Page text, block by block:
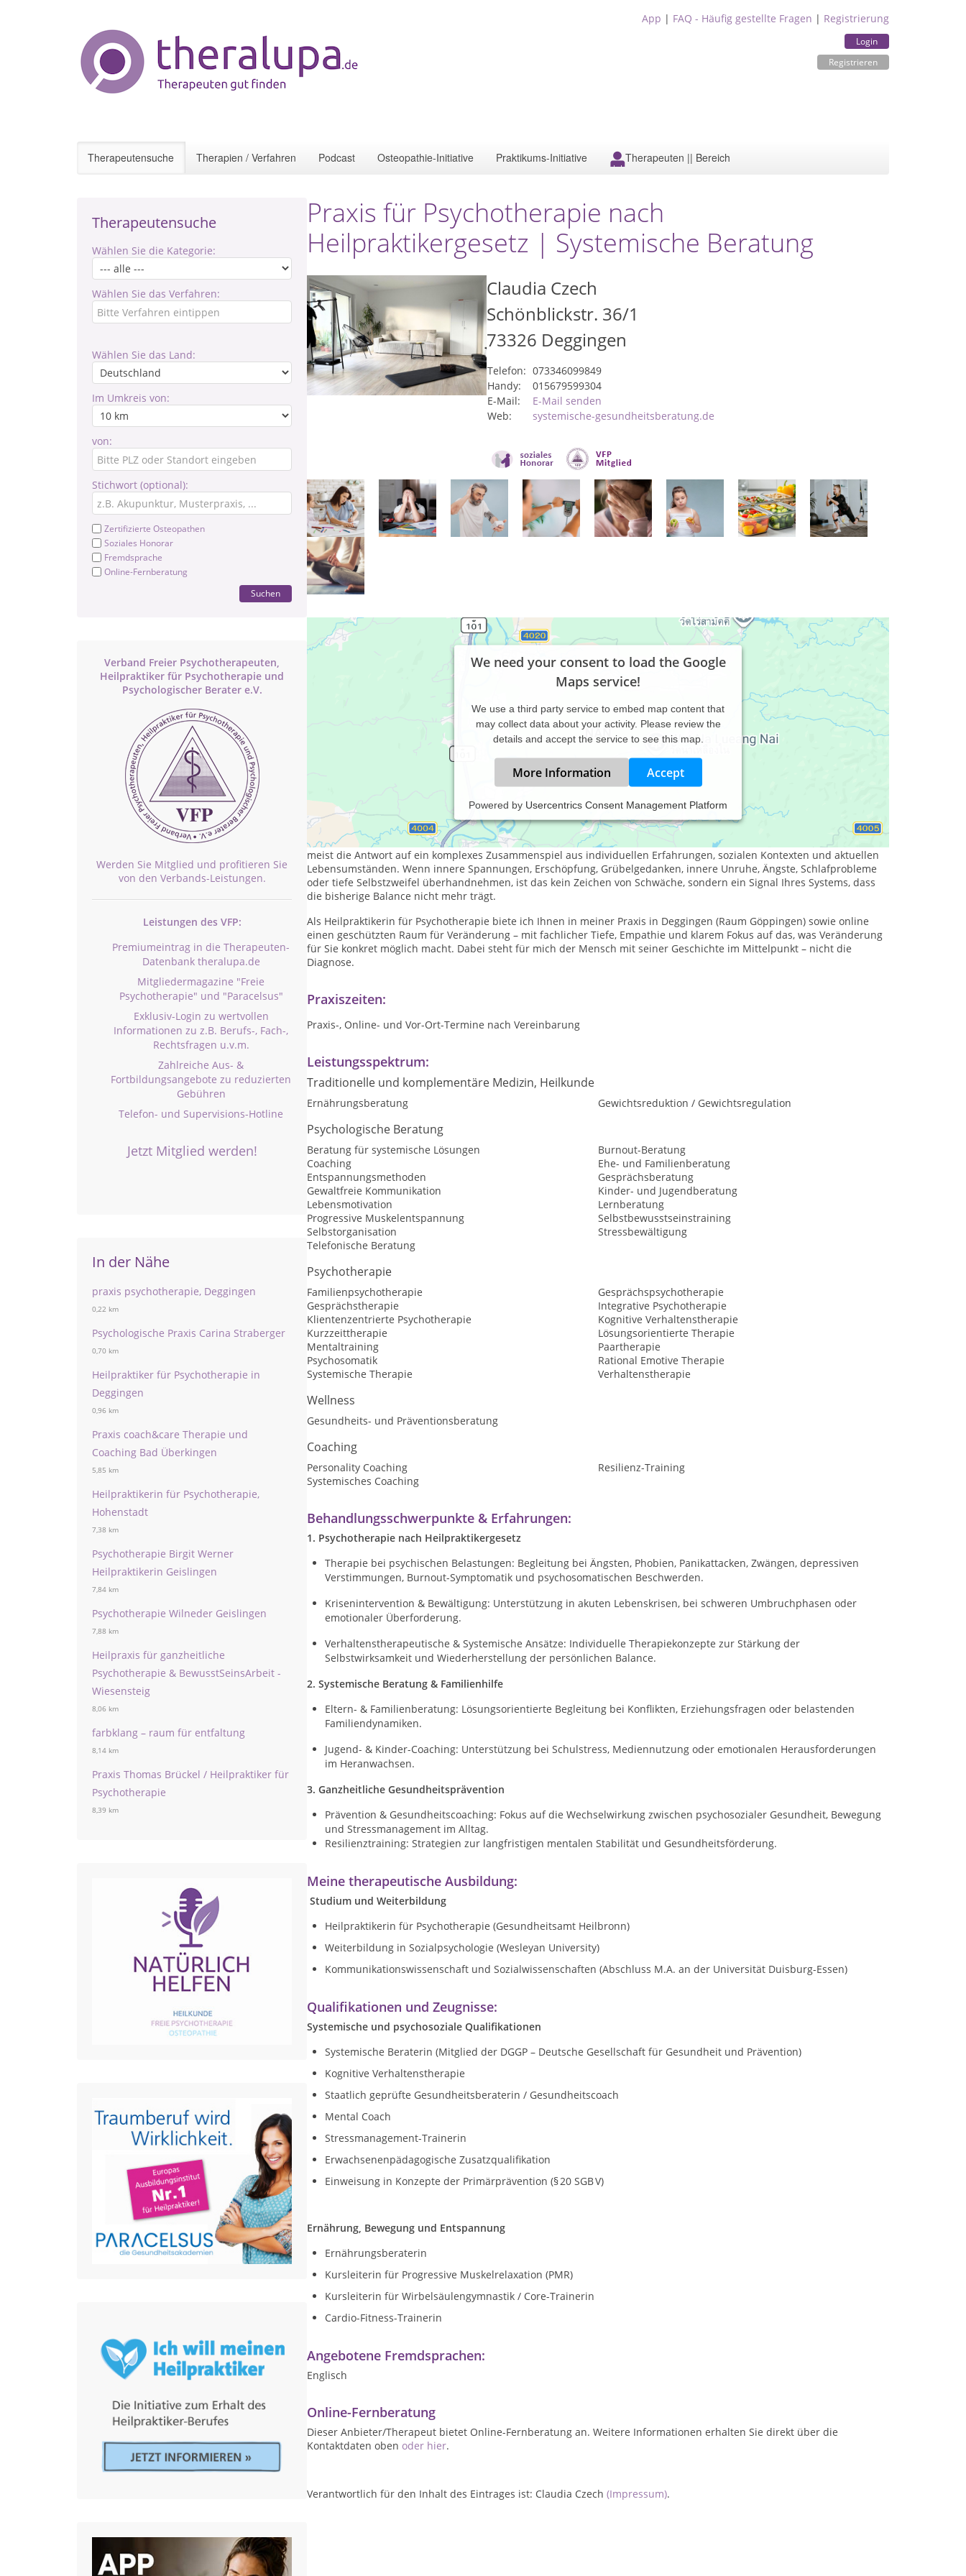
App | FAQ - Häufig gestellte Fragen | Registrierung
Login
Registrieren
Therapeutensuche Therapien / Verfahren Podcast Osteopathie-Initiative Praktikums-Initiative Therapeuten || Bereich
Therapeutensuche
Wählen Sie die Kategorie:
Wählen Sie das Verfahren:
Wählen Sie das Land:
Im Umkreis von:
von:
Stichwort (optional):
Zertifizierte Osteopathen
Soziales Honorar
Fremdsprache
Online-Fernberatung
Suchen
Verband Freier Psychotherapeuten,
Heilpraktiker für Psychotherapie und
Psychologischer Berater e.V.
Werden Sie Mitglied und profitieren Sie
von den Verbands-Leistungen.
Leistungen des VFP:
Premiumeintrag in die Therapeuten-
Datenbank theralupa.de
Mitgliedermagazine "Freie
Psychotherapie" und "Paracelsus"
Exklusiv-Login zu wertvollen
Informationen zu z.B. Berufs-, Fach-,
Rechtsfragen u.v.m.
Zahlreiche Aus- &
Fortbildungsangebote zu reduzierten
Gebühren
Telefon- und Supervisions-Hotline
Jetzt Mitglied werden!
In der Nähe
praxis psychotherapie, Deggingen
0,22 km
Psychologische Praxis Carina Straberger
0,70 km
Heilpraktiker für Psychotherapie in
Deggingen
0,96 km
Praxis coach&care Therapie und
Coaching Bad Überkingen
5,85 km
Heilpraktikerin für Psychotherapie,
Hohenstadt
7,38 km
Psychotherapie Birgit Werner
Heilpraktikerin Geislingen
7,84 km
Psychotherapie Wilneder Geislingen
7,88 km
Heilpraxis für ganzheitliche
Psychotherapie & BewusstSeinsArbeit -
Wiesensteig
8,06 km
farbklang – raum für entfaltung
8,14 km
Praxis Thomas Brückel / Heilpraktiker für
Psychotherapie
8,39 km
Praxis für Psychotherapie nach
Heilpraktikergesetz | Systemische Beratung
Claudia Czech
Schönblickstr. 36/1
73326 Deggingen
Telefon: 073346099849
Handy:
015679599304
E-Mail:
E-Mail senden
Web:
systemische-gesundheitsberatung.de
We need your consent to load the Google
Maps service!
We use a third party service to embed map content that
may collect data about your activity. Please review the
details and accept the service to see this map.
More Information Accept
Powered by Usercentrics Consent Management Platform
Psychotherapie in Deggingen & Online: Systemisch verstehen, verhaltensorientiert handeln
Fühlt sich Ihr Alltag gerade wie ein unlösbares Geflecht an? Psychische Belastungen entstehen selten isoliert. Sie sind
meist die Antwort auf ein komplexes Zusammenspiel aus individuellen Erfahrungen, sozialen Kontexten und aktuellen
Lebensumständen. Wenn innere Spannungen, Erschöpfung, Grübelgedanken, innere Unruhe, Ängste, Schlafprobleme
oder tiefe Selbstzweifel überhandnehmen, ist das kein Zeichen von Schwäche, sondern ein Signal Ihres Systems, dass
die bisherige Balance nicht mehr trägt.
Als Heilpraktikerin für Psychotherapie biete ich Ihnen in meiner Praxis in Deggingen (Raum Göppingen) sowie online
einen geschützten Raum für Veränderung – mit fachlicher Tiefe, Empathie und klarem Fokus auf das, was Veränderung
für Sie konkret möglich macht. Dabei steht für mich der Mensch mit seiner Geschichte im Mittelpunkt – nicht die
Diagnose.
Praxiszeiten:
Praxis-, Online- und Vor-Ort-Termine nach Vereinbarung
Leistungsspektrum:
Traditionelle und komplementäre Medizin, Heilkunde
Ernährungsberatung Gewichtsreduktion / Gewichtsregulation
Psychologische Beratung
Beratung für systemische Lösungen
Burnout-Beratung
Coaching
Ehe- und Familienberatung
Entspannungsmethoden
Gesprächsberatung
Gewaltfreie Kommunikation
Kinder- und Jugendberatung
Lebensmotivation
Lernberatung
Progressive Muskelentspannung
Selbstbewusstseinstraining
Selbstorganisation
Stressbewältigung
Telefonische Beratung
Psychotherapie
Familienpsychotherapie
Gesprächspsychotherapie
Gesprächstherapie
Integrative Psychotherapie
Klientenzentrierte Psychotherapie
Kognitive Verhaltenstherapie
Kurzzeittherapie
Lösungsorientierte Therapie
Mentaltraining
Paartherapie
Psychosomatik
Rational Emotive Therapie
Systemische Therapie
Verhaltenstherapie
Wellness
Gesundheits- und Präventionsberatung
Coaching
Personality Coaching
Resilienz-Training
Systemisches Coaching
Behandlungsschwerpunkte & Erfahrungen:
1. Psychotherapie nach Heilpraktikergesetz
Therapie bei psychischen Belastungen: Begleitung bei Ängsten, Phobien, Panikattacken, Zwängen, depressiven
Verstimmungen, Burnout-Symptomatik und psychosomatischen Beschwerden.
Krisenintervention & Bewältigung: Unterstützung in akuten Lebenskrisen, bei schweren Umbruchphasen oder
emotionaler Überforderung.
Verhaltenstherapeutische & Systemische Ansätze: Individuelle Therapiekonzepte zur Stärkung der
Selbstwirksamkeit und Wiederherstellung der persönlichen Balance.
2. Systemische Beratung & Familienhilfe
Eltern- & Familienberatung: Lösungsorientierte Begleitung bei Konflikten, Erziehungsfragen oder belastenden
Familiendynamiken.
Jugend- & Kinder-Coaching: Unterstützung bei Schulstress, Mediennutzung oder emotionalen Herausforderungen
im Heranwachsen.
3. Ganzheitliche Gesundheitsprävention
Prävention & Gesundheitscoaching: Fokus auf die Wechselwirkung zwischen psychosozialer Gesundheit, Bewegung
und Stressmanagement im Alltag.
Resilienztraining: Strategien zur langfristigen mentalen Stabilität und Gesundheitsförderung.
Meine therapeutische Ausbildung:
Studium und Weiterbildung
Heilpraktikerin für Psychotherapie (Gesundheitsamt Heilbronn)
Weiterbildung in Sozialpsychologie (Wesleyan University)
Kommunikationswissenschaft und Sozialwissenschaften (Abschluss M.A. an der Universität Duisburg-Essen)
Qualifikationen und Zeugnisse:
Systemische und psychosoziale Qualifikationen
Systemische Beraterin (Mitglied der DGGP – Deutsche Gesellschaft für Gesundheit und Prävention)
Kognitive Verhaltenstherapie
Staatlich geprüfte Gesundheitsberaterin / Gesundheitscoach
Mental Coach
Stressmanagement-Trainerin
Erwachsenenpädagogische Zusatzqualifikation
Einweisung in Konzepte der Primärprävention (§ 20 SGB V)
Ernährung, Bewegung und Entspannung
Ernährungsberaterin
Kursleiterin für Progressive Muskelrelaxation (PMR)
Kursleiterin für Wirbelsäulengymnastik / Core-Trainerin
Cardio-Fitness-Trainerin
Angebotene Fremdsprachen:
Englisch
Online-Fernberatung
Dieser Anbieter/Therapeut bietet Online-Fernberatung an. Weitere Informationen erhalten Sie direkt über die
Kontaktdaten oben oder hier.
Verantwortlich für den Inhalt des Eintrages ist: Claudia Czech (Impressum).